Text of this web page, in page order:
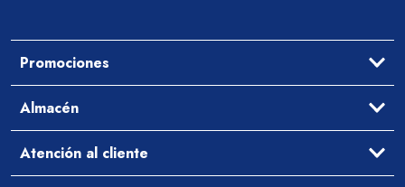
Promociones
Almacén
Arroz y Legumbres
Atención al cliente